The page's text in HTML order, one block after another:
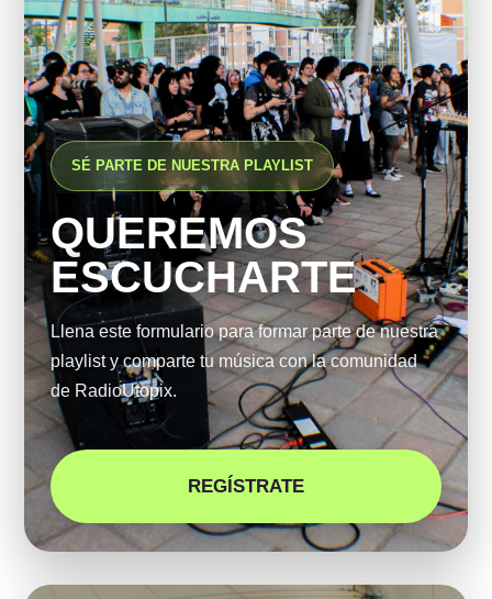
SÉ PARTE DE NUESTRA PLAYLIST
QUEREMOS
ESCUCHARTE
Llena este formulario para formar parte de nuestra
playlist y comparte tu música con la comunidad
de RadioUtopix.
REGÍSTRATE